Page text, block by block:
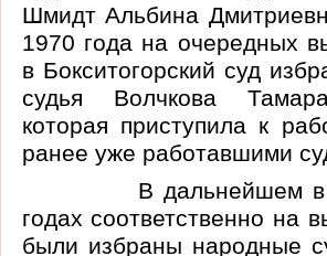
Шмидт Альбина
1970 года на очередных
в Бокситогорский суд
судья ВолчковаТамара
которая приступила к
ранее уже работавшими
В дальнейшем в
годах соответственно на
были избраны народные